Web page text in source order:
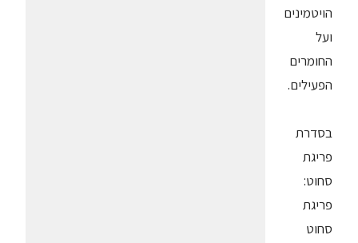
הויטמינים
ועל
החומרים
הפעילים.
בסדרת
פריגת
סחוט:
פריגת
סחוט